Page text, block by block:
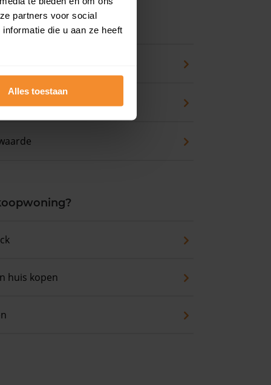
partners voor social
die u aan ze heeft
Alles toestaan
huis kopen